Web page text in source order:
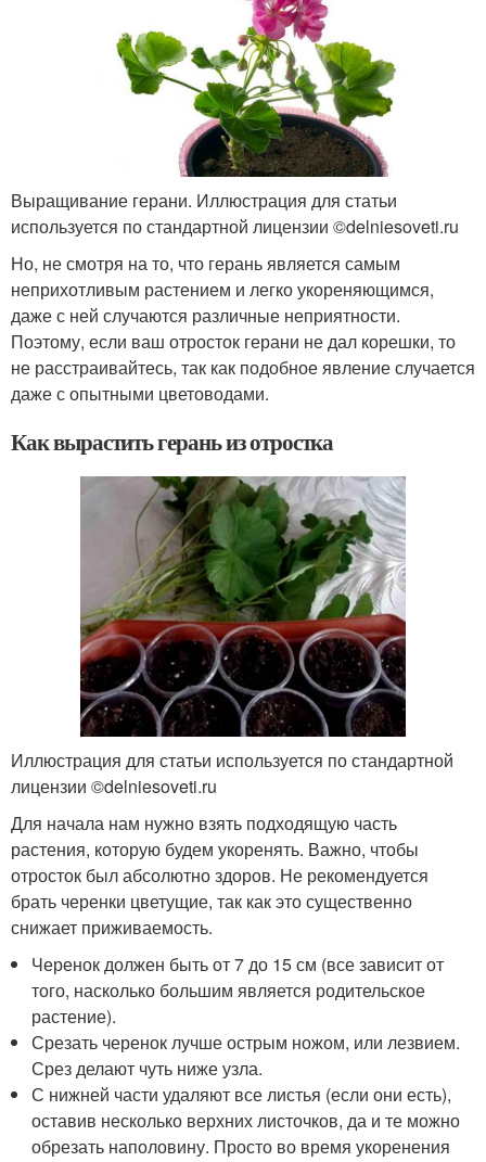
Выращивание герани. Иллюстрация для статьи
используется по стандартной лицензии ©delniesoveti.ru
Но, не смотря на то, что герань является самым
неприхотливым растением и легко укореняющимся,
даже с ней случаются различные неприятности.
Поэтому, если ваш отросток герани не дал корешки, то
не расстраивайтесь, так как подобное явление случается
даже с опытными цветоводами.
Как вырастить герань из отростка
Иллюстрация для статьи используется по стандартной
лицензии ©delniesoveti.ru
Для начала нам нужно взять подходящую часть
растения, которую будем укоренять. Важно, чтобы
отросток был абсолютно здоров. Не рекомендуется
брать черенки цветущие, так как это существенно
снижает приживаемость.
Черенок должен быть от 7 до 15 см (все зависит от
того, насколько большим является родительское
растение).
Срезать черенок лучше острым ножом, или лезвием.
Срез делают чуть ниже узла.
С нижней части удаляют все листья (если они есть),
оставив несколько верхних листочков, да и те можно
обрезать наполовину. Просто во время укоренения